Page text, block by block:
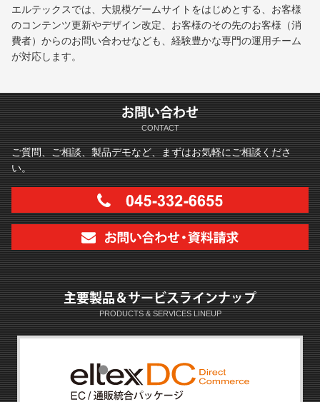
エルテックスでは、大規模ゲームサイトをはじめとする、お客様
のコンテンツ更新やデザイン改定、お客様のその先のお客様（消
費者）からのお問い合わせなども、経験豊かな専門の運用チーム
が対応します。
お問い合わせ
CONTACT
ご質問、ご相談、製品デモなど、まずはお気軽にご相談くださ
い。
主要製品＆サービスラインナップ
PRODUCTS & SERVICES LINEUP